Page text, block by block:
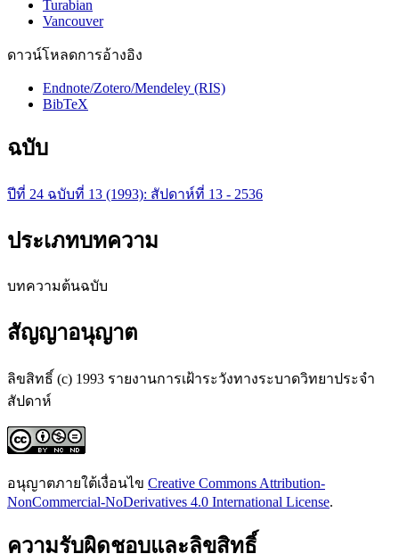
Turabian
Vancouver
ดาวน์โหลดการอ้างอิง
Endnote/Zotero/Mendeley (RIS)
BibTeX
ฉบับ
ปีที่ 24 ฉบับที่ 13 (1993): สัปดาห์ที่ 13 - 2536
ประเภทบทความ
บทความต้นฉบับ
สัญญาอนุญาต
ลิขสิทธิ์ (c) 1993 รายงานการเฝ้าระวังทางระบาดวิทยาประจำ
สัปดาห์
อนุญาตภายใต้เงื่อนไข Creative Commons Attribution-
NonCommercial-NoDerivatives 4.0 International License.
ความรับผิดชอบและลิขสิทธิ์